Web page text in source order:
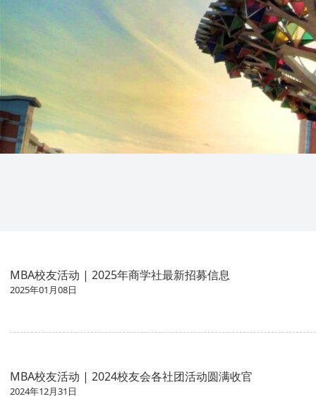
MBA校友活动 | 2025年商学社最新招募信息
2025年01月08日
MBA校友活动 | 2024校友会各社团活动圆满收官
2024年12月31日